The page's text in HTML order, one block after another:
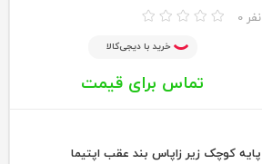
0 نفر
خرید با دیجی‌کالا
تماس برای قیمت
پایه کوچک زیر زاپاس بند عقب اپتیما